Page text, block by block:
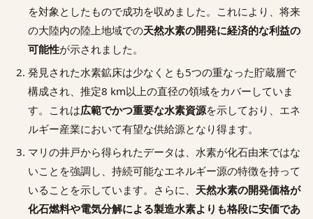
を対象としたもので成功を収めました。これにより、将来
の大陸内の陸上地域での天然水素の開発に経済的な利益の
可能性が示されました。
発見された水素鉱床は少なくとも5つの重なった貯蔵層で
構成され、推定8 km以上の直径の領域をカバーしていま
す。これは広範でかつ重要な水素資源を示しており、エネ
ルギー産業において有望な供給源となり得ます。
マリの井戸から得られたデータは、水素が化石由来ではな
いことを強調し、持続可能なエネルギー源の特徴を持って
いることを示しています。さらに、 天然水素の開発価格が
化石燃料や電気分解による製造水素よりも格段に安価であ